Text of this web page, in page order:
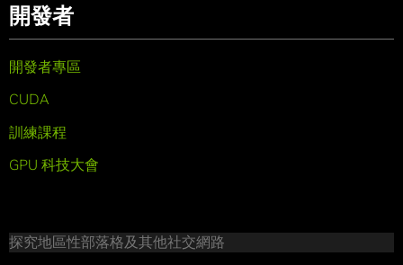
開發者
開發者專區
CUDA
訓練課程
GPU 科技大會
探究地區性部落格及其他社交網路